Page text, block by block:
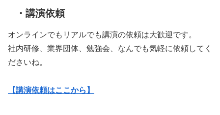
・講演依頼
オンラインでもリアルでも講演の依頼は大歓迎です。
社内研修、業界団体、勉強会、なんでも気軽に依頼してく
ださいね。
【講演依頼はここから】